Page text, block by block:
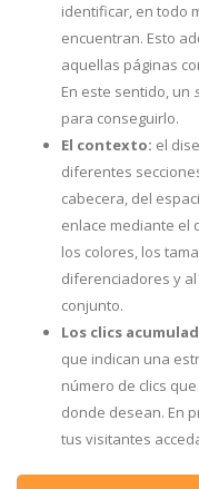
identificar, en todo
encuentran. Esto
aquellas páginas
En este sentido, un
para conseguirlo.
El contexto: el
diferentes
cabecera, del
enlace mediante el
los colores, los
diferenciadores y
conjunto.
Los clics
que indican una
número de clics
donde desean. En
tus visitantes